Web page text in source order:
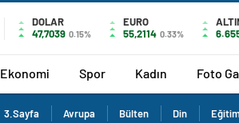
DOLAR
47,7039 0.15%
EURO
55,2114 0.33%
Ekonomi Spor Kadın Foto
3.Sayfa Avrupa Bülten Din Eğitim